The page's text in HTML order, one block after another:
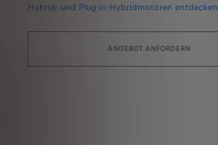
Hybrid- und Plug-in-Hybridmotoren entdecken
ANGEBOT ANFORDERN